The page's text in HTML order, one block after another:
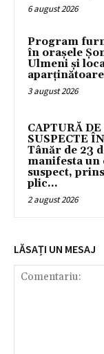
6 august 2026
Program
în orașele
Ulmeni și
aparținătoare
3 august 2026
CAPTURĂ
SUSPECTE
Tânăr de 23
manifesta
suspect,
plic...
2 august 2026
LĂSAȚI UN MESAJ